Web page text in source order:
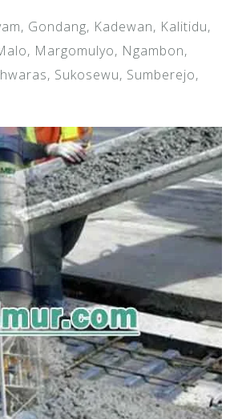
Gondang, Kadewan, Kalitidu,
Margomulyo, Ngambon,
Sukosewu, Sumberejo,